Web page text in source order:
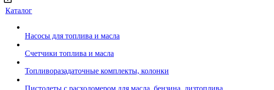
Каталог
Насосы для топлива и масла
Счетчики топлива и масла
Топливоразадаточные комплекты, колонки
Пистолеты с расходомером для масла, бензина, дизтоплива